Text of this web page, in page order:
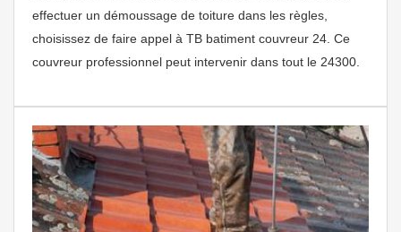
effectuer un démoussage de toiture dans les règles,
choisissez de faire appel à TB batiment couvreur 24. Ce
couvreur professionnel peut intervenir dans tout le 24300.